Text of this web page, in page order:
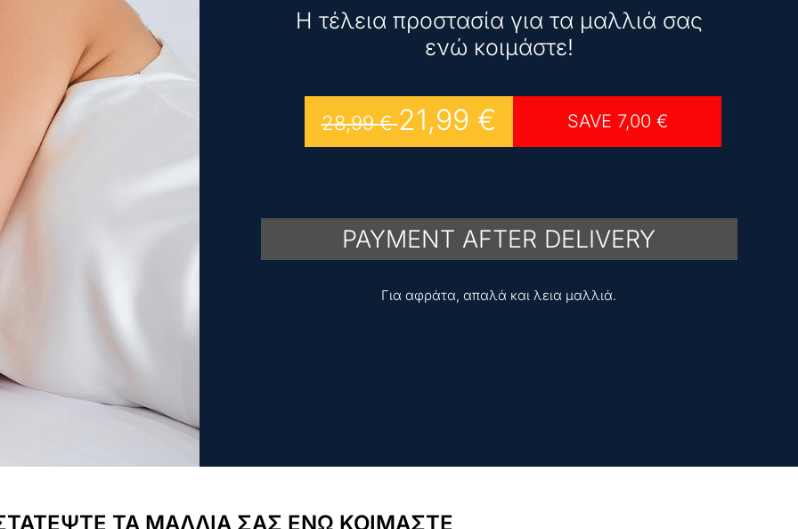
Η τέλεια προστασία για τα μαλλιά σας
ενώ κοιμάστε!
28,99€ 21,99 € SAVE 7,00 €
PAYMENT AFTER DELIVERY
Για αφράτα, απαλά και λεια μαλλιά.
ΤΑ ΜΑΛΛΙΑ ΣΑΣ ΕΝΩ ΚΟΙΜΑΣΤΕ